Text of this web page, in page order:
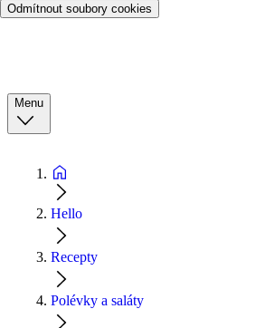
Odmítnout soubory cookies
Menu
Hello
Recepty
Polévky a saláty